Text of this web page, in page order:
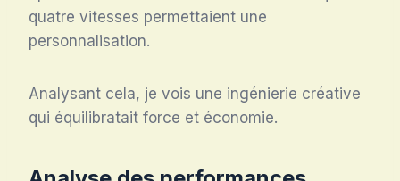
quatre vitesses permettaient une
personnalisation.
Analysant cela, je vois une ingénierie créative
qui équilibratait force et économie.